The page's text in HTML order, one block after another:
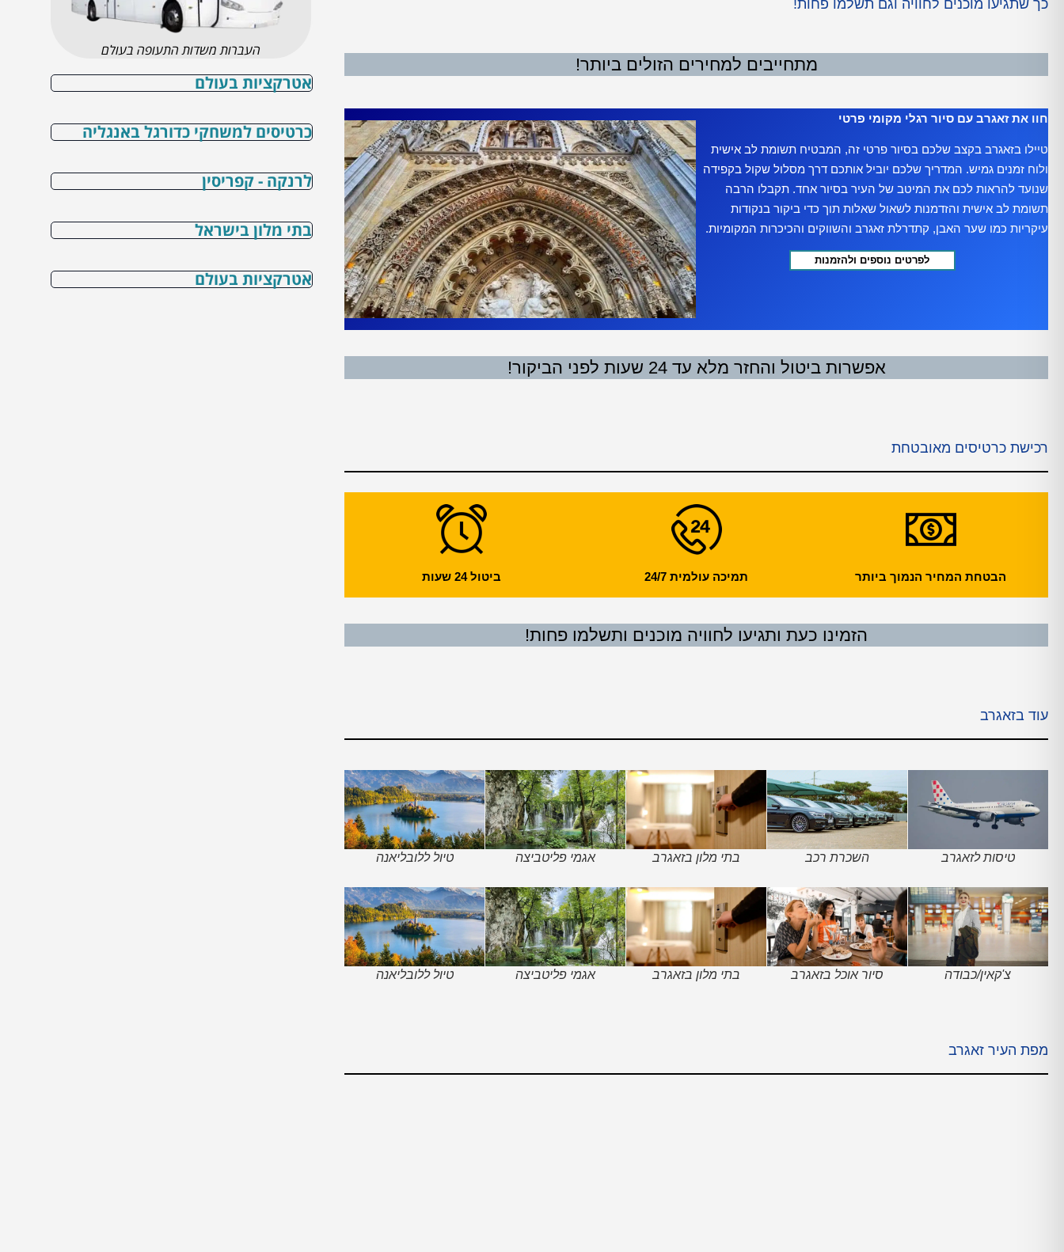
כך שתגיעו מוכנים לחוויה וגם תשלמו פחות!
מתחייבים למחירים הזולים ביותר!
חוו את זאגרב עם סיור רגלי מקומי פרטי
טיילו בזאגרב בקצב שלכם בסיור פרטי זה, המבטיח תשומת לב אישית
ולוח זמנים גמיש. המדריך שלכם יוביל אותכם דרך מסלול שקול בקפידה
שנועד להראות לכם את המיטב של העיר בסיור אחד. תקבלו הרבה
תשומת לב אישית והזדמנות לשאול שאלות תוך כדי ביקור בנקודות
עיקריות כמו שער האבן, קתדרלת זאגרב והשווקים והכיכרות המקומיות.
לפרטים נוספים ולהזמנות
אפשרות ביטול והחזר מלא עד 24 שעות לפני הביקור!
רכישת כרטיסים מאובטחת
הבטחת המחיר הנמוך ביותר תמיכה עולמית 24/7 ביטול 24 שעות
הזמינו כעת ותגיעו לחוויה מוכנים ותשלמו פחות!
עוד בזאגרב
טיסות לזאגרב השכרת רכב בתי מלון בזאגרב אגמי פליטביצה טיול ללובליאנה
צ'קאין/כבודה סיור אוכל בזאגרב בתי מלון בזאגרב אגמי פליטביצה טיול ללובליאנה
מפת העיר זאגרב
העברות משדות התעופה בעולם
אטרקציות בעולם
כרטיסים למשחקי כדורגל באנגליה
לרנקה - קפריסין
בתי מלון בישראל
אטרקציות בעולם